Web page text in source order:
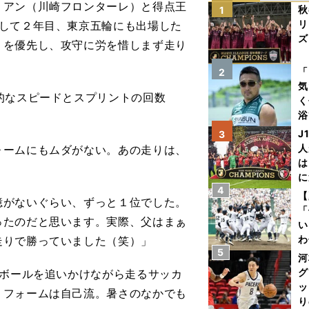
ン（川崎フロンターレ）と得点王
て２年目、東京五輪にも出場した
優先し、攻守に労を惜しまず走り
スピードとスプリントの回数
にもムダがない。あの走りは、
ないぐらい、ずっと１位でした。
のだと思います。実際、父はまぁ
で勝っていました（笑）」
ルを追いかけながら走るサッカ
ォームは自己流。暑さのなかでも
1
2
3
4
5